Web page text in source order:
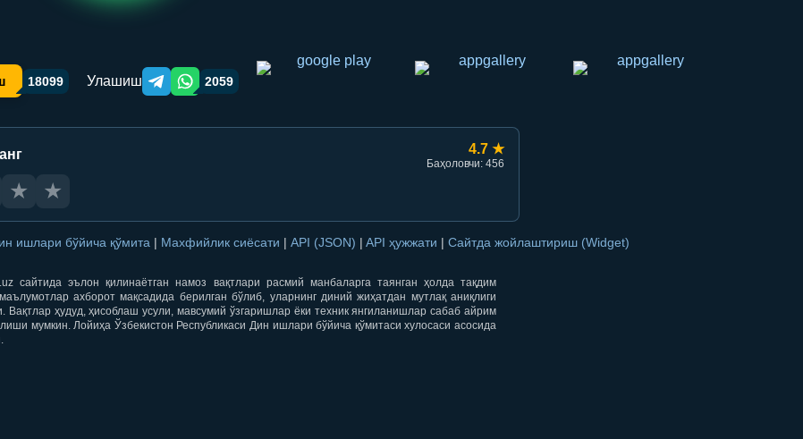
18099 Улашиш Telegram orqali ulashish
WhatsApp orqali ulashish
2059
4.7 ★
Баҳоловчи: 456
★ ★
ишлари бўйича қўмита | Махфийлик сиёсати | API (JSON) | API ҳужжати | Сайтда жойлаштириш (Widget)
сайтида эълон қилинаётган намоз вақтлари расмий манбаларга таянган ҳолда тақдим
ахборот мақсадида берилган бўлиб, уларнинг диний жиҳатдан мутлақ аниқлиги
Вақтлар ҳудуд, ҳисоблаш усули, мавсумий ўзгаришлар ёки техник янгиланишлар сабаб айрим
мумкин. Лойиҳа Ўзбекистон Республикаси Дин ишлари бўйича қўмитаси хулосаси асосида